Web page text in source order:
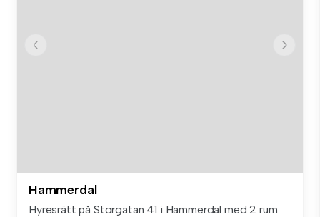
Hammerdal
Hyresrätt på Storgatan 41 i Hammerdal med 2 rum